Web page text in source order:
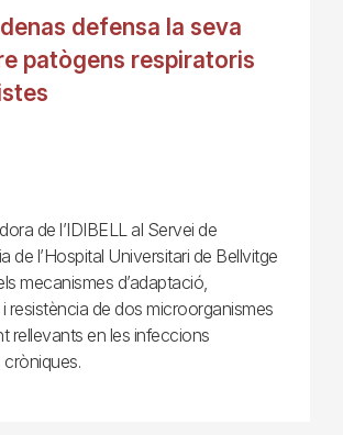
defensa la seva
patògens respiratoris
de l’IDIBELL al Servei de
de l’Hospital Universitari de Bellvitge
mecanismes d’adaptació,
resistència de dos microorganismes
rellevants en les infeccions